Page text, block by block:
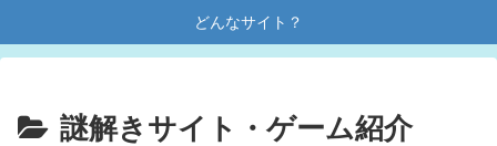
どんなサイト？
謎解きサイト・ゲーム紹介